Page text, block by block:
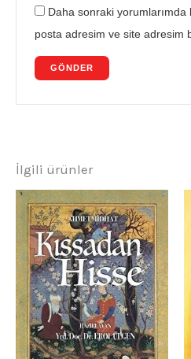
Daha sonraki yorumlarımda
posta adresim ve site adresim
İlgili ürünler